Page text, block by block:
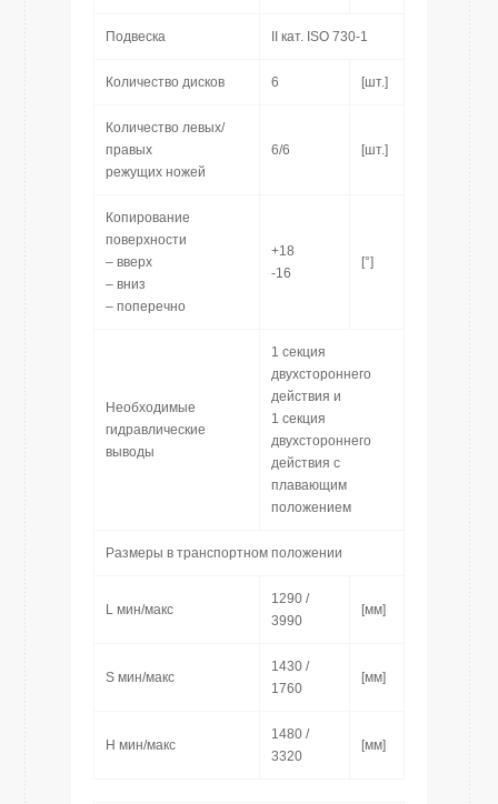
Подвеска II кат. ISO 730-1
Количество дисков 6 [шт.]
Количество левых/
правых
режущих ножей
6/6 [шт.]
Копирование
поверхности
– вверх
– вниз
– поперечно
+18
-16
[°]
Необходимые
гидравлические
выводы
1 секция
двухстороннего
действия и
1 секция
двухстороннего
действия с
плавающим
положением
Размеры в транспортном положении
L мин/макс
1290 /
3990
[мм]
S мин/макс
1430 /
1760
[мм]
H мин/макс
1480 /
3320
[мм]